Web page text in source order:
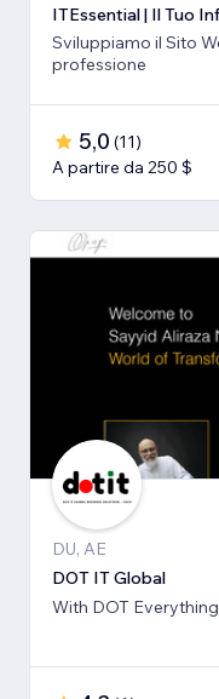
ITEssential | Il Tuo
Sviluppiamo il Sito
professione
5,0 (11)
A partire da 250 $
DU, AE
DOT IT Global
With DOT